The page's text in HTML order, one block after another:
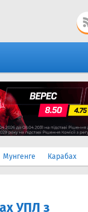
Мунгенге Карабах
УПЛ з